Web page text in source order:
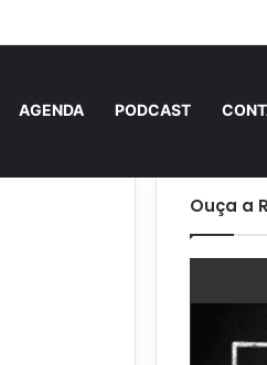
e construtores da fraternidade
AGENDA PODCAST
Ouça a